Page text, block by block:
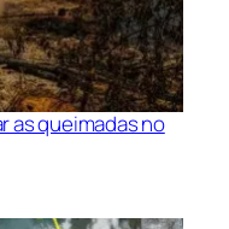
as queimadas no